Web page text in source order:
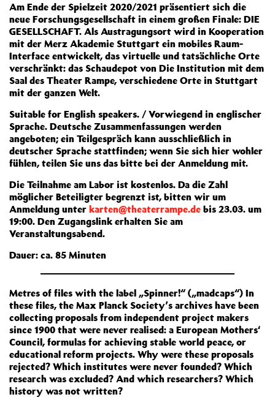
Am Ende der Spielzeit 2020/2021 präsentiert sich die
neue Forschungsgesellschaft in einem großen Finale: DIE
GESELLSCHAFT. Als Austragungsort wird in Kooperation
mit der Merz Akademie Stuttgart ein mobiles Raum-
Interface entwickelt, das virtuelle und tatsächliche Orte
verschränkt: das Schaudepot von Die Institution mit dem
Saal des Theater Rampe, verschiedene Orte in Stuttgart
mit der ganzen Welt.
Suitable for English speakers. / Vorwiegend in englischer
Sprache. Deutsche Zusammenfassungen werden
angeboten; ein Teilgespräch kann ausschließlich in
deutscher Sprache stattfinden; wenn Sie sich hier wohler
fühlen, teilen Sie uns das bitte bei der Anmeldung mit.
Die Teilnahme am Labor ist kostenlos. Da die Zahl
möglicher Beteiligter begrenzt ist, bitten wir um
Anmeldung unter karten@theaterrampe.de bis 23.03. um
19:00. Den Zugangslink erhalten Sie am
Veranstaltungsabend.
Dauer: ca. 85 Minuten
Metres of files with the label „Spinner!“ („madcaps“) In
these files, the Max Planck Society’s archives have been
collecting proposals from independent project makers
since 1900 that were never realised: a European Mothers‘
Council, formulas for achieving stable world peace, or
educational reform projects. Why were these proposals
rejected? Which institutes were never founded? Which
research was excluded? And which researchers? Which
history was not written?